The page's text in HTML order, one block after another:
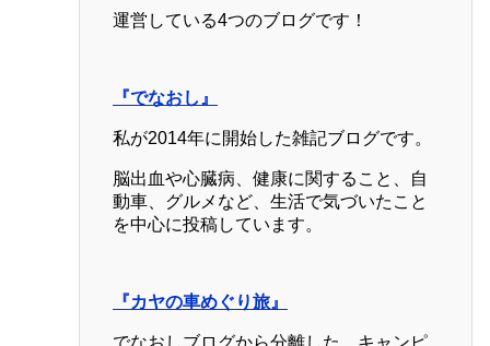
運営している4つのブログです！
『でなおし』
私が2014年に開始した雑記ブログです。
脳出血や心臓病、健康に関すること、自
動車、グルメなど、生活で気づいたこと
を中心に投稿しています。
『カヤの車めぐり旅』
でなおしブログから分離した、キャンピ